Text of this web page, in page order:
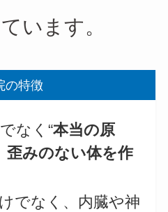
います。
の特徴
なく“本当の原
歪みのない体を作
でなく、内臓や神